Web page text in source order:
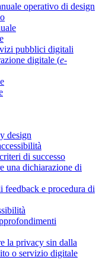
operativo di design
pubblici digitali
digitale (e-
design
di successo
una dichiarazione di
feedback e procedura di
la privacy sin dalla
o servizio digitale